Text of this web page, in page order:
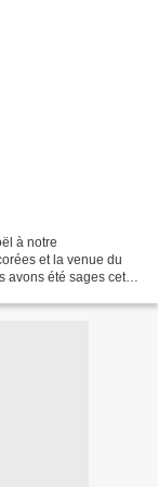
à notre
et la venue du
été sages cette